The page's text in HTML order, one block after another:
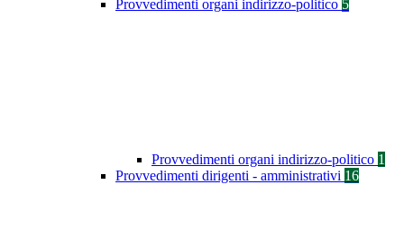
Provvedimenti organi indirizzo-politico 5
Provvedimenti organi indirizzo-politico 1
Provvedimenti dirigenti - amministrativi 16